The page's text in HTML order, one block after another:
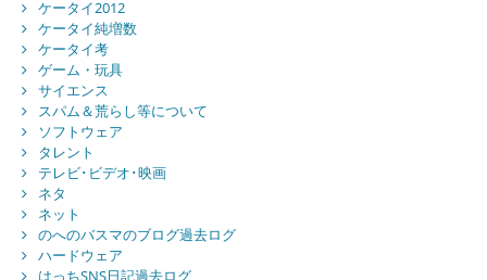
ケータイ2012
ケータイ純増数
ケータイ考
ゲーム・玩具
サイエンス
スパム＆荒らし等について
ソフトウェア
タレント
テレビ･ビデオ･映画
ネタ
ネット
のへのバスマのブログ過去ログ
ハードウェア
はっちSNS日記過去ログ